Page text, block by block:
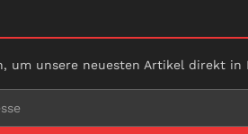
um unsere neuesten Artikel direkt